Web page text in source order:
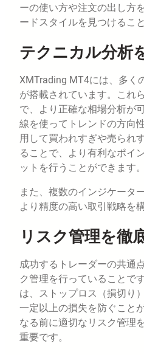
ーの使い方や注文の出し方
ードスタイルを見つけるこ
テクニカル分析
XMTrading MT4には、多く
が搭載されています。これ
で、より正確な相場分析が
線を使ってトレンドの方向
用して買われすぎや売られ
ることで、より有利なポイ
ットを行うことができます。
また、複数のインジケータ
より精度の高い取引戦略を
リスク管理を徹
成功するトレーダーの共通
ク管理を行っていることで
は、ストップロス（損切り
一定以上の損失を防ぐこと
なる前に適切なリスク管理
重要です。